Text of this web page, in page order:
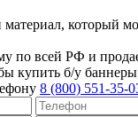
который
по всей РФ и
купить б/у баннеры,
8 (800) 551-35-